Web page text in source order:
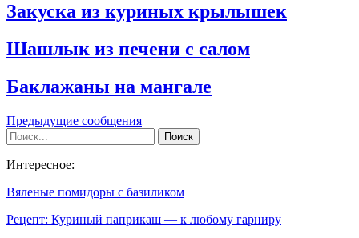
Закуска из куриных крылышек
Шашлык из печени с салом
Баклажаны на мангале
Предыдущие сообщения
Интересное:
Вяленые помидоры с базиликом
Рецепт: Куриный паприкаш — к любому гарниру